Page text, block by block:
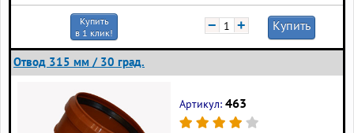
Купить
в 1 клик!
− + Купить
Отвод 315 мм / 30 град.
Артикул: 463